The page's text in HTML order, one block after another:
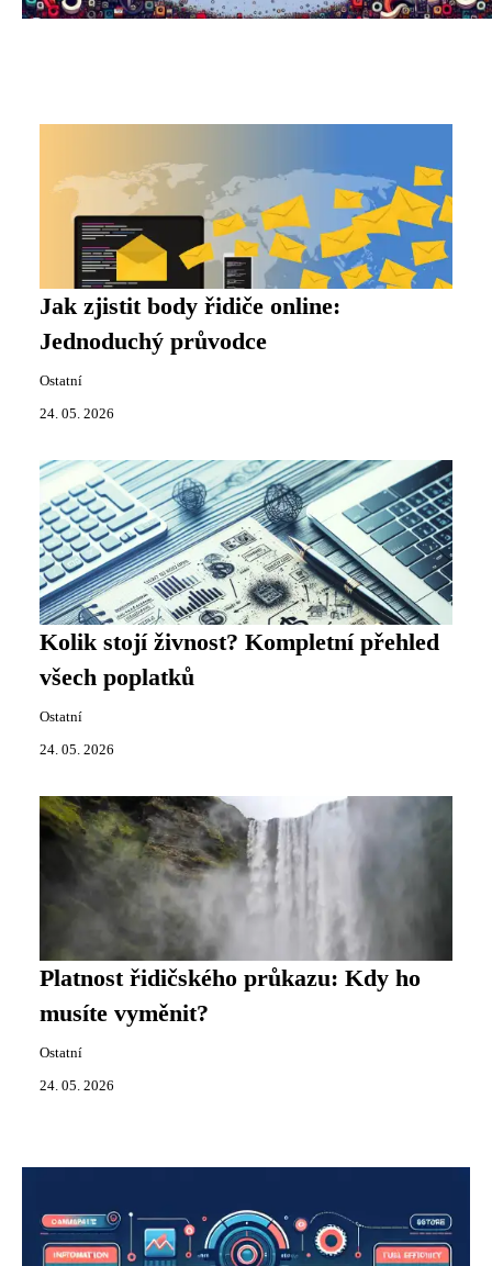
Jak zjistit body řidiče online:
Jednoduchý průvodce
Ostatní
24. 05. 2026
Kolik stojí živnost? Kompletní přehled
všech poplatků
Ostatní
24. 05. 2026
Platnost řidičského průkazu: Kdy ho
musíte vyměnit?
Ostatní
24. 05. 2026